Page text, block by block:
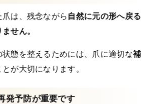
は、残念ながら 自然に元の形へ戻る
せん。
態を整えるためには、爪に適切な補
とが大切になります。
発予防が重要です